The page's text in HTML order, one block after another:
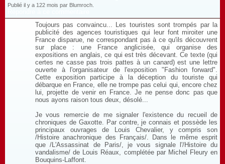
Publié il y a 122 mois par Blumroch.
Toujours pas convaincu... Les touristes sont trompés par la
publicité des agences touristiques qui leur font miroiter une
France disparue, ne correspondant pas à ce qu'ils découvrent
sur place : une France anglicisée, qui organise des
expositions en anglais, ce qui est très décevant. Ce texte (qui
certes ne casse pas trois pattes à un canard) est une lettre
ouverte à l'organisateur de l'exposition "Fashion forward".
Cette exposition participe à la déception du touriste qui
débarque en France, elle ne trompe pas celui qui, encore chez
lui, projette de venir en France. Je ne pense donc pas que
nous ayons raison tous deux, désolé...
Je vous remercie de me signaler l'existence du recueil de
chroniques de Gaxotte. Par contre, je connais et possède les
principaux ouvrages de Louis Chevalier, y compris son
/Histoire anachronique des Français/. Dans le même esprit
que /L'Assassinat de Paris/, je vous signale l'/Histoire du
vandalisme/ de Louis Réaux, complétée par Michel Fleury en
Bouquins-Laffont.